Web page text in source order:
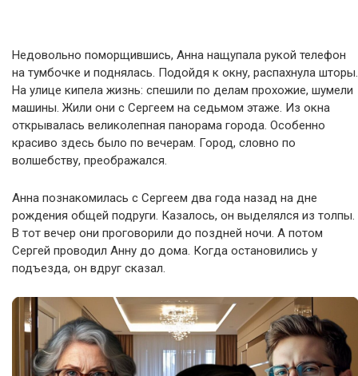
Недовольно поморщившись, Анна нащупала рукой телефон
на тумбочке и поднялась. Подойдя к окну, распахнула шторы.
На улице кипела жизнь: спешили по делам прохожие, шумели
машины. Жили они с Сергеем на седьмом этаже. Из окна
открывалась великолепная панорама города. Особенно
красиво здесь было по вечерам. Город, словно по
волшебству, преображался.
Анна познакомилась с Сергеем два года назад на дне
рождения общей подруги. Казалось, он выделялся из толпы.
В тот вечер они проговорили до поздней ночи. А потом
Сергей проводил Анну до дома. Когда остановились у
подъезда, он вдруг сказал.